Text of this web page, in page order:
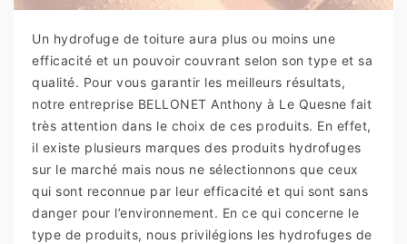
Un hydrofuge de toiture aura plus ou moins une
efficacité et un pouvoir couvrant selon son type et sa
qualité. Pour vous garantir les meilleurs résultats,
notre entreprise BELLONET Anthony à Le Quesne fait
très attention dans le choix de ces produits. En effet,
il existe plusieurs marques des produits hydrofuges
sur le marché mais nous ne sélectionnons que ceux
qui sont reconnue par leur efficacité et qui sont sans
danger pour l’environnement. En ce qui concerne le
type de produits, nous privilégions les hydrofuges de